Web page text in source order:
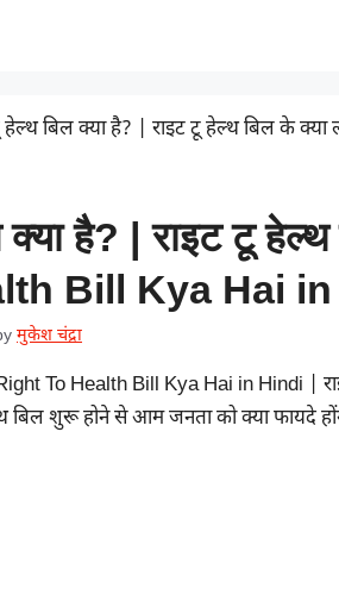
हेल्थ बिल क्या है? | राइट टू हेल्थ बिल के
क्या है? | राइट टू
Bill Kya Hai
मुकेश चंद्रा
To Health Bill Kya Hai in Hindi |
बिल शुरू होने से आम जनता को क्या फायदे